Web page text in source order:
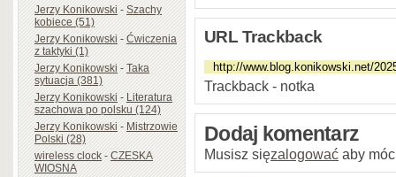
Jerzy Konikowski-Szachy
kobiece (51)
Jerzy Konikowski-Ćwiczenia
z taktyki (1)
Jerzy Konikowski-Taka
sytuacja (381)
Jerzy Konikowski-Literatura
szachowa po polsku (124)
Jerzy Konikowski-Mistrzowie
Polski (28)
wireless clock-CZESKA
WIOSNA
URL Trackback
Trackback - notka
Dodaj komentarz
Musisz sięzalogować aby